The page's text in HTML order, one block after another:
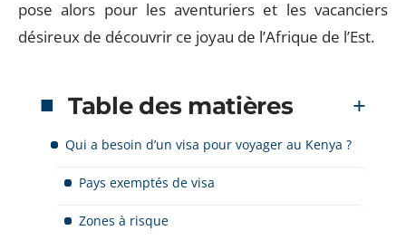
pose alors pour les aventuriers et les vacanciers
désireux de découvrir ce joyau de l’Afrique de l’Est.
Table des matières
Qui a besoin d’un visa pour voyager au Kenya ?
Pays exemptés de visa
Zones à risque